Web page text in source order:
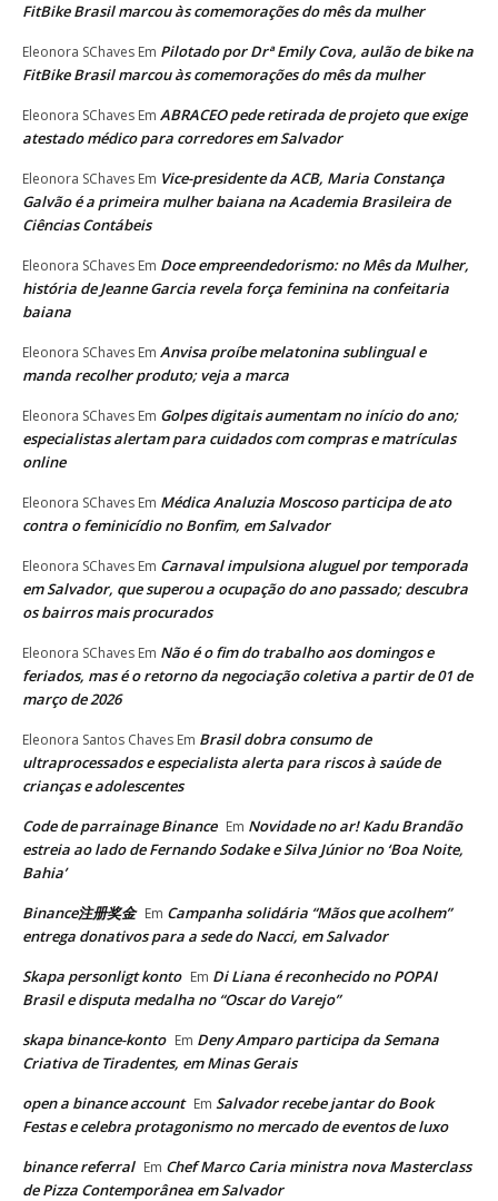
FitBike Brasil marcou às comemorações do mês da mulher
Eleonora SChaves Em Pilotado por Drª Emily Cova, aulão de bike na
FitBike Brasil marcou às comemorações do mês da mulher
Eleonora SChaves Em ABRACEO pede retirada de projeto que exige
atestado médico para corredores em Salvador
Eleonora SChaves Em Vice-presidente da ACB, Maria Constança
Galvão é a primeira mulher baiana na Academia Brasileira de
Ciências Contábeis
Eleonora SChaves Em Doce empreendedorismo: no Mês da Mulher,
história de Jeanne Garcia revela força feminina na confeitaria
baiana
Eleonora SChaves Em Anvisa proíbe melatonina sublingual e
manda recolher produto; veja a marca
Eleonora SChaves Em Golpes digitais aumentam no início do ano;
especialistas alertam para cuidados com compras e matrículas
online
Eleonora SChaves Em Médica Analuzia Moscoso participa de ato
contra o feminicídio no Bonfim, em Salvador
Eleonora SChaves Em Carnaval impulsiona aluguel por temporada
em Salvador, que superou a ocupação do ano passado; descubra
os bairros mais procurados
Eleonora SChaves Em Não é o fim do trabalho aos domingos e
feriados, mas é o retorno da negociação coletiva a partir de 01 de
março de 2026
Eleonora Santos Chaves Em Brasil dobra consumo de
ultraprocessados e especialista alerta para riscos à saúde de
crianças e adolescentes
Code de parrainage Binance Em Novidade no ar! Kadu Brandão
estreia ao lado de Fernando Sodake e Silva Júnior no ‘Boa Noite,
Bahia’
Binance注册奖金 Em Campanha solidária “Mãos que acolhem”
entrega donativos para a sede do Nacci, em Salvador
Skapa personligt konto Em Di Liana é reconhecido no POPAI
Brasil e disputa medalha no “Oscar do Varejo”
skapa binance-konto Em Deny Amparo participa da Semana
Criativa de Tiradentes, em Minas Gerais
open a binance account Em Salvador recebe jantar do Book
Festas e celebra protagonismo no mercado de eventos de luxo
binance referral Em Chef Marco Caria ministra nova Masterclass
de Pizza Contemporânea em Salvador